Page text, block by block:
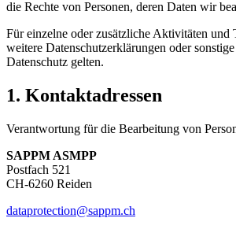
die Rechte von Personen, deren Daten wir
Für einzelne oder zusätzliche Aktivitäten und
weitere Datenschutzerklärungen oder
Datenschutz gelten.
1. Kontakt­adressen
Verantwortung für die Bearbeitung von
SAPPM ASMPP
Postfach 521
CH-6260 Reiden
dataprotection@sappm.ch